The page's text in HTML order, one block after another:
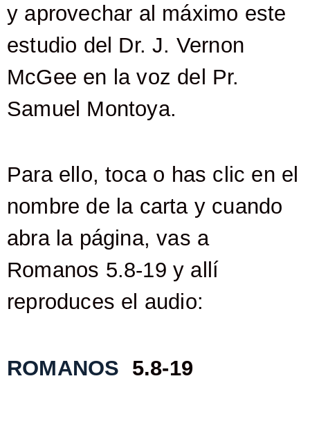
y aprovechar al máximo este
estudio del Dr. J. Vernon
McGee en la voz del Pr.
Samuel Montoya.
Para ello, toca o has clic en el
nombre de la carta y cuando
abra la página, vas a
Romanos 5.8-19 y allí
reproduces el audio:
ROMANOS 5.8-19